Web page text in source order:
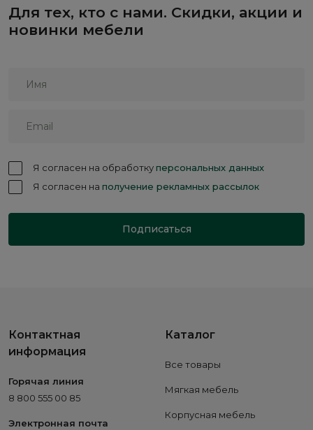
Для тех, кто с нами. Скидки, акции и
новинки мебели
Я согласен на обработкуперсональных данных
Я согласен на получение рекламных рассылок
Подписаться
Контактная
информация
Горячая линия
8 800 555 00 85
Электронная почта
Каталог
Все товары
Мягкая мебель
Корпусная мебель